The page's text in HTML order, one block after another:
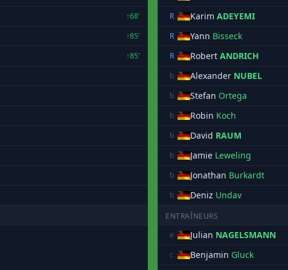
↑68'
↑85'
↑85'
R
Karim ADEYEMI
R
Yann Bisseck
R
Robert ANDRICH
b
Alexander NUBEL
b Stefan Ortega
b Robin Koch
b David RAUM
b Jamie Leweling
b Jonathan Burkardt
b Deniz Undav
ENTRAÎNEURS
e
Julian NAGELSMANN
c Benjamin Gluck